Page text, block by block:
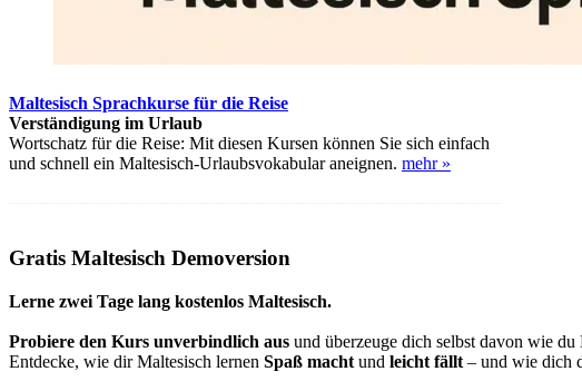
Maltesisch Sprachkurse für die Reise
Verständigung im Urlaub
Wortschatz für die Reise: Mit diesen Kursen können Sie sich einfach
und schnell ein Maltesisch-Urlaubsvokabular aneignen. mehr »
Gratis Maltesisch Demoversion
Lerne zwei Tage lang kostenlos Maltesisch.
Probiere den Kurs unverbindlich aus und überzeuge dich selbst davon wie du
Entdecke, wie dir Maltesisch lernen Spaß macht und leicht fällt – und wie dich